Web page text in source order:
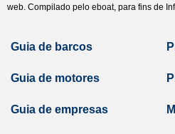
web. Compilado pelo eboat, para fins de
Guia de barcos
Guia de motores
Guia de empresas